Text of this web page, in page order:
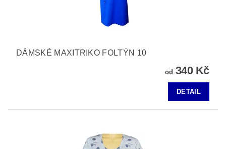
DÁMSKÉ MAXITRIKO FOLTÝN 10
od 340 Kč
DETAIL